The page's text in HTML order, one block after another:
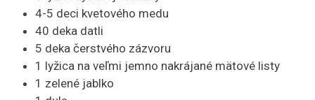
4-5 deci kvetového medu
40 deka datli
5 deka čerstvého zázvoru
1 lyžica na veľmi jemno nakrájané mätové listy
1 zelené jablko